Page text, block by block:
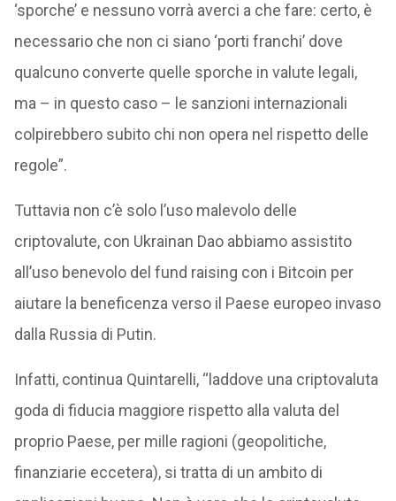
‘sporche’ e nessuno vorrà averci a che fare: certo, è
necessario che non ci siano ‘porti franchi’ dove
qualcuno converte quelle sporche in valute legali,
ma – in questo caso – le sanzioni internazionali
colpirebbero subito chi non opera nel rispetto delle
regole”.
Tuttavia non c’è solo l’uso malevolo delle
criptovalute, con Ukrainan Dao abbiamo assistito
all’uso benevolo del fund raising con i Bitcoin per
aiutare la beneficenza verso il Paese europeo invaso
dalla Russia di Putin.
Infatti, continua Quintarelli, “laddove una criptovaluta
goda di fiducia maggiore rispetto alla valuta del
proprio Paese, per mille ragioni (geopolitiche,
finanziarie eccetera), si tratta di un ambito di